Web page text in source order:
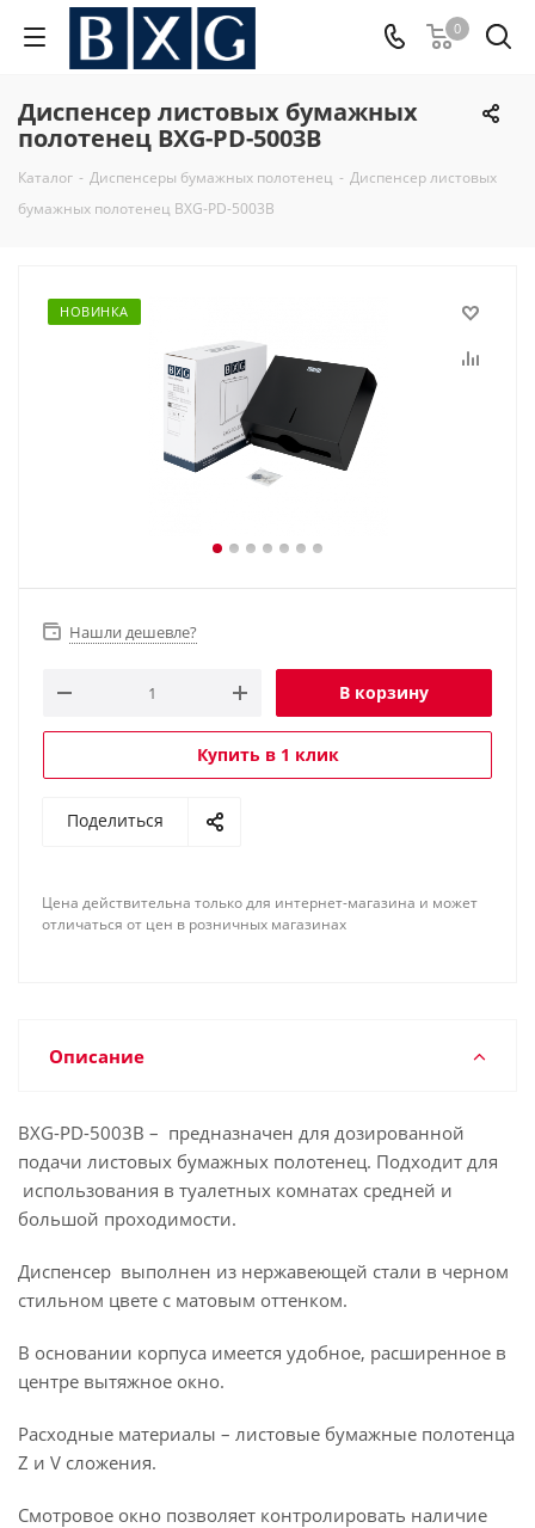
0
Диспенсер листовых бумажных
полотенец BXG-PD-5003B
Каталог - Диспенсеры бумажных полотенец - Диспенсер листовых
бумажных полотенец BXG-PD-5003B
НОВИНКА
Нашли дешевле?
В корзину
Купить в 1 клик
Поделиться
Цена действительна только для интернет-магазина и может
отличаться от цен в розничных магазинах
Описание
BXG-PD-5003B – предназначен для дозированной
подачи листовых бумажных полотенец. Подходит для
использования в туалетных комнатах средней и
большой проходимости.
Диспенсер выполнен из нержавеющей стали в черном
стильном цвете с матовым оттенком.
В основании корпуса имеется удобное, расширенное в
центре вытяжное окно.
Расходные материалы – листовые бумажные полотенца
Z и V сложения.
Смотровое окно позволяет контролировать наличие